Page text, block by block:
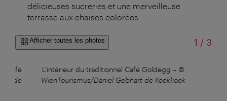
délicieuses sucreries et une merveilleuse
terrasse aux chaises colorées.
Afficher toutes les photos 1 /sur
3
Café
de
L’intérieur du traditionnel Café Goldegg– ©
WienTourismus/Daniel Gebhart de Koekkoek